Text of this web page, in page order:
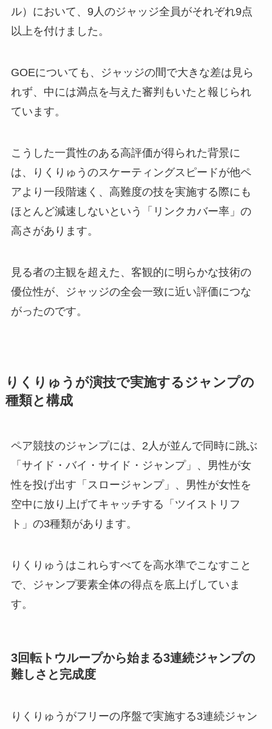
ル）において、9人のジャッジ全員がそれぞれ9点
以上を付けました。
GOEについても、ジャッジの間で大きな差は見ら
れず、中には満点を与えた審判もいたと報じられ
ています。
こうした一貫性のある高評価が得られた背景に
は、りくりゅうのスケーティングスピードが他ペ
アより一段階速く、高難度の技を実施する際にも
ほとんど減速しないという「リンクカバー率」の
高さがあります。
見る者の主観を超えた、客観的に明らかな技術の
優位性が、ジャッジの全会一致に近い評価につな
がったのです。
りくりゅうが演技で実施するジャンプの
種類と構成
ペア競技のジャンプには、2人が並んで同時に跳ぶ
「サイド・バイ・サイド・ジャンプ」、男性が女
性を投げ出す「スロージャンプ」、男性が女性を
空中に放り上げてキャッチする「ツイストリフ
ト」の3種類があります。
りくりゅうはこれらすべてを高水準でこなすこと
で、ジャンプ要素全体の得点を底上げしていま
す。
3回転トウループから始まる3連続ジャンプの
難しさと完成度
りくりゅうがフリーの序盤で実施する3連続ジャン